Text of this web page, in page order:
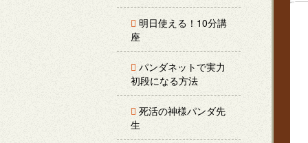
明日使える！10分講
座
パンダネットで実力
初段になる方法
死活の神様パンダ先
生